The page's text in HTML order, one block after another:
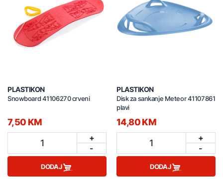
PLASTIKON
Snowboard 41106270 crveni
7,50 KM
1
+
-
DODAJ
PLASTIKON
Disk za sankanje Meteor 41107861
plavi
14,80 KM
1
+
-
DODAJ